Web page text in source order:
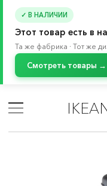
✓ В НАЛИЧИИ
Этот товар есть в
Та же фабрика · Тот же
Смотреть товары →
Товары для пикника,